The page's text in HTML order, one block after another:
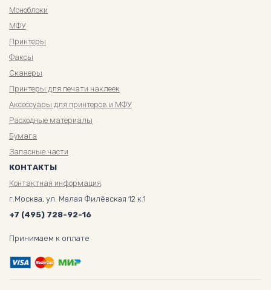
Моноблоки
МФУ
Принтеры
Факсы
Сканеры
Принтеры для печати наклеек
Аксессуары для принтеров и МФУ
Расходные материалы
Бумага
Запасные части
КОНТАКТЫ
Контактная информация
г.Москва, ул. Малая Филёвская 12 к.1
+7 (495) 728-92-16
Принимаем к оплате